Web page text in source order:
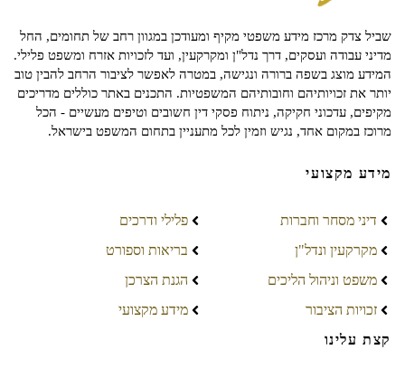
שביל צדק מרכז מידע משפטי מקיף ומעודכן במגוון רחב של תחומים, החל
מדיני עבודה ועסקים, דרך נדל"ן ומקרקעין, ועד לזכויות אזרח ומשפט פלילי.
המידע מוצג בשפה ברורה ונגישה, במטרה לאפשר לציבור הרחב להבין טוב
יותר את זכויותיהם וחובותיהם המשפטיות. התכנים באתר כוללים מדריכים
מקיפים, עדכוני חקיקה, ניתוח פסקי דין חשובים וטיפים מעשיים - הכל
מרוכז במקום אחד, נגיש וזמין לכל מתעניין בתחום המשפט בישראל.
מידע מקצועי
דיני מסחר וחברות
מקרקעין ונדל"ן
משפט וניהול הליכים
זכויות הציבור
פלילי ודרכים
בריאות וספורט
הגנת הצרכן
מידע מקצועי
קצת עלינו